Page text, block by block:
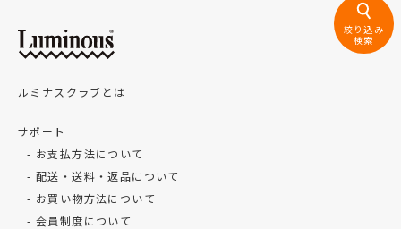
絞り込み
検索
ルミナスクラブとは
サポート
お支払方法について
配送・送料・返品について
お買い物方法について
会員制度について